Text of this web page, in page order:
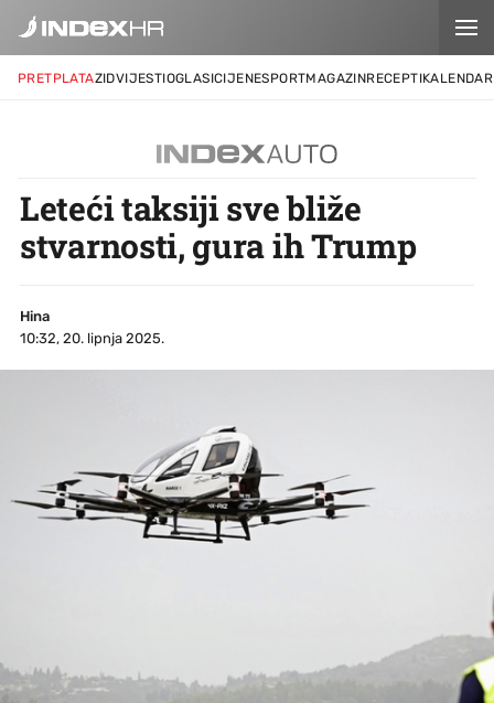
PRETPLATAZIDVIJESTIOGLASICIJENESPORTMAGAZINRECEPTIKALENDAR
Leteći taksiji sve bliže
stvarnosti, gura ih Trump
Hina
10:32, 20. lipnja 2025.